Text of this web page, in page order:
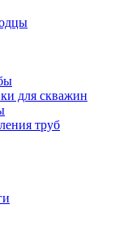
для скважин
труб